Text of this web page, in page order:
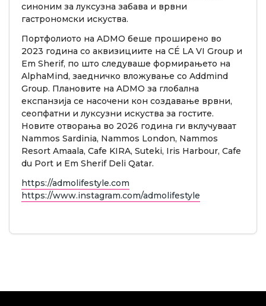
синоним за луксузна забава и врвни
гастрономски искуства.
Портфолиото на ADMO беше проширено во
2023 година со аквизициите на CÉ LA VI Group и
Em Sherif, по што следуваше формирањето на
AlphaMind, заедничко вложување со Addmind
Group. Плановите на ADMO за глобална
експанзија се насочени кон создавање врвни,
сеопфатни и луксузни искуства за гостите.
Новите отворања во 2026 година ги вклучуваат
Nammos Sardinia, Nammos London, Nammos
Resort Amaala, Cafe KIRA, Suteki, Iris Harbour, Cafe
du Port и Em Sherif Deli Qatar.
https://admolifestyle.com
https://www.instagram.com/admolifestyle